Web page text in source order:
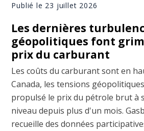
Publié le 23 juillet 2026
Les dernières
géopolitiques font
prix du carburant
Les coûts du carburant sont en
Canada, les tensions
propulsé le prix du pétrole brut à
niveau depuis plus d'un mois.
recueille des données